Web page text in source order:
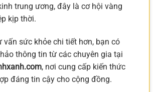
trung ương, đây là cơ hội vàng
kịp thời.
sức khỏe chi tiết hơn, bạn có
thông tin từ các chuyên gia tại
, nơi cung cấp kiến thức
đáng tin cậy cho cộng đồng.